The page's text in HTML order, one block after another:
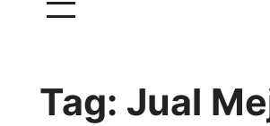
Tag: Jual